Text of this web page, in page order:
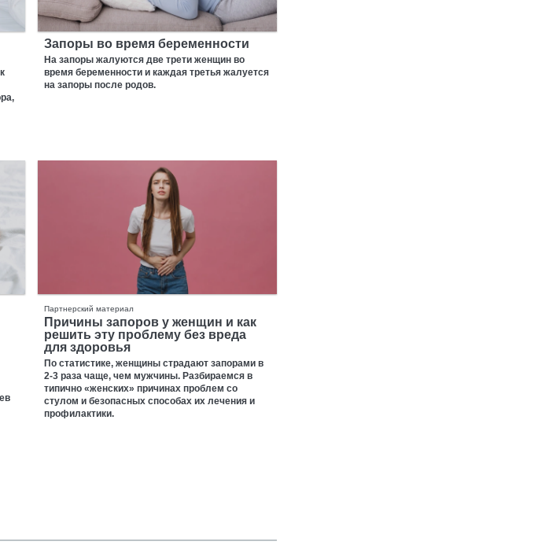
Запоры во время беременности
На запоры жалуются две трети женщин во
время беременности и каждая третья жалуется
на запоры после родов.
Партнерский материал
Причины запоров у женщин и как
решить эту проблему без вреда
для здоровья
По статистике, женщины страдают запорами в
2-3 раза чаще, чем мужчины. Разбираемся в
типично «женских» причинах проблем со
стулом и безопасных способах их лечения и
профилактики.